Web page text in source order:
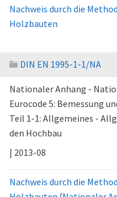
Nachweis durch die
Holzbauten
DIN EN 1995-1-1/NA
Nationaler Anhang -
Eurocode 5: Bemessung
Teil 1-1: Allgemeines -
den Hochbau
| 2013-08
Nachweis durch die